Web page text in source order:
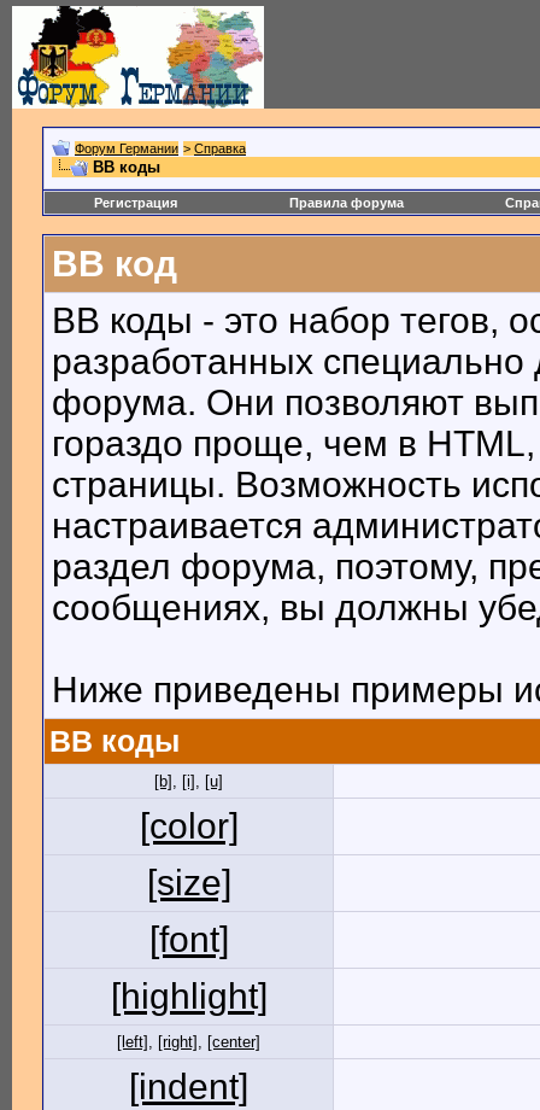
Форум Германии > Справка
BB коды
Регистрация Правила форума
BB код
BB коды - это набор тегов,
разработанных
форума. Они позволяют
гораздо проще, чем в
страницы. Возможность
настраивается
раздел форума, поэтому,
сообщениях, вы должны
Ниже приведены примеры
BB коды
[b] , [i] , [u]
[color]
[size]
[font]
[highlight]
[left] , [right] , [center]
[indent]